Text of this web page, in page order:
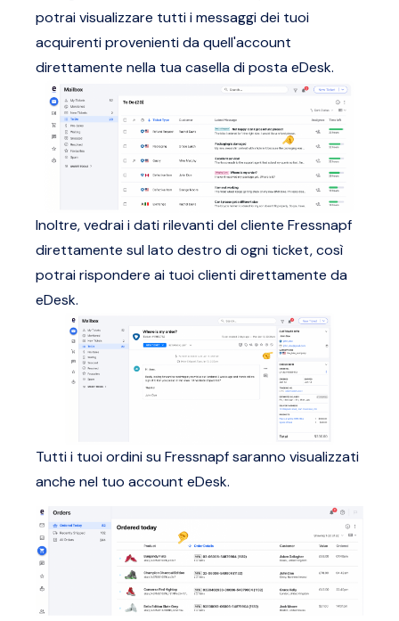
potrai visualizzare tutti i messaggi dei tuoi
acquirenti provenienti da quell'account
direttamente nella tua casella di posta eDesk.
Inoltre, vedrai i dati rilevanti del cliente Fressnapf
direttamente sul lato destro di ogni ticket, così
potrai rispondere ai tuoi clienti direttamente da
eDesk.
Tutti i tuoi ordini su Fressnapf saranno visualizzati
anche nel tuo account eDesk.